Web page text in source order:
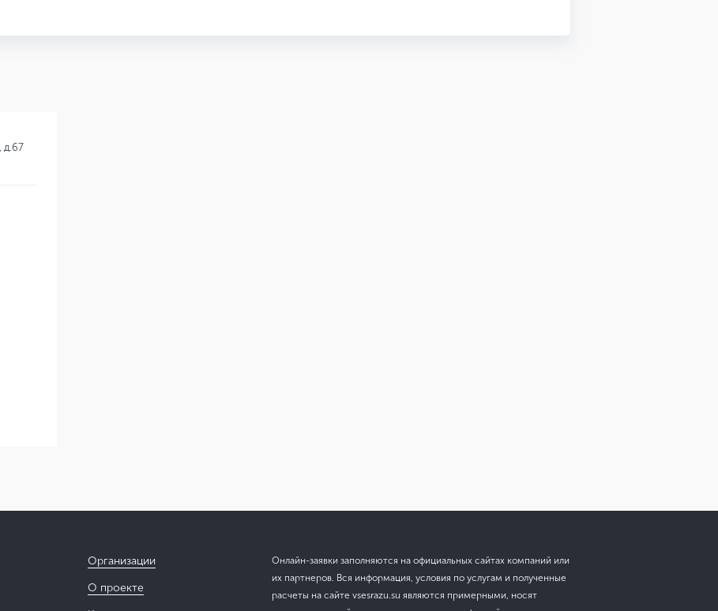
д.67
Организации
О проекте
Онлайн-заявки заполняются на официальных сайтах компаний или
их партнеров. Вся информация, условия по услугам и полученные
расчеты на сайте vsesrazu.su являются примерными, носят